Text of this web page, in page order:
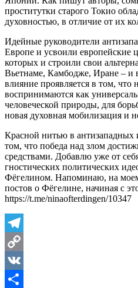
проститутки старого Токио
духовностью, в отличие от их
Идейные руководители
Европе и усвоили европейские
которых и строили свои
Вьетнаме, Камбодже, Иране – и
влияние проявляется в том, что
воспринимаются как
человеческой природы, для
новая духовная мобилизация и
Красной нитью в антизападных
том, что победа над злом
средствами. Добавлю уже от
гностических политических
Фёгелином. Напоминаю, на моем
постов о Фёгелине, начиная с
https://t.me/ninaofterdingen/10347
Telegram
Copy
Link
VK